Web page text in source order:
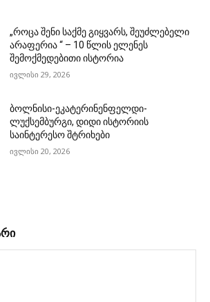
„როცა შენი საქმე გიყვარს, შეუძლებელი
არაფერია “ – 10 წლის ელენეს
შემოქმედებითი ისტორია
ივლისი 29, 2026
ბოლნისი-ეკატერინენფელდი-
ლუქსემბურგი, დიდი ისტორიის
საინტერესო შტრიხები
ივლისი 20, 2026